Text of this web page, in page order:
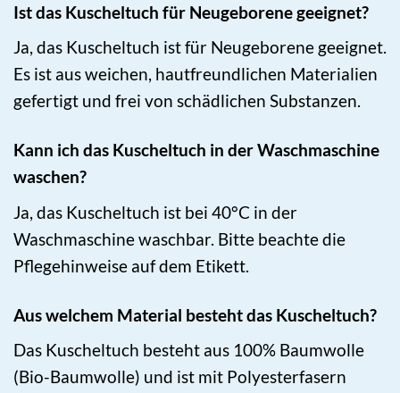
Ist das Kuscheltuch für Neugeborene geeignet?
Ja, das Kuscheltuch ist für Neugeborene geeignet.
Es ist aus weichen, hautfreundlichen Materialien
gefertigt und frei von schädlichen Substanzen.
Kann ich das Kuscheltuch in der Waschmaschine
waschen?
Ja, das Kuscheltuch ist bei 40°C in der
Waschmaschine waschbar. Bitte beachte die
Pflegehinweise auf dem Etikett.
Aus welchem Material besteht das Kuscheltuch?
Das Kuscheltuch besteht aus 100% Baumwolle
(Bio-Baumwolle) und ist mit Polyesterfasern